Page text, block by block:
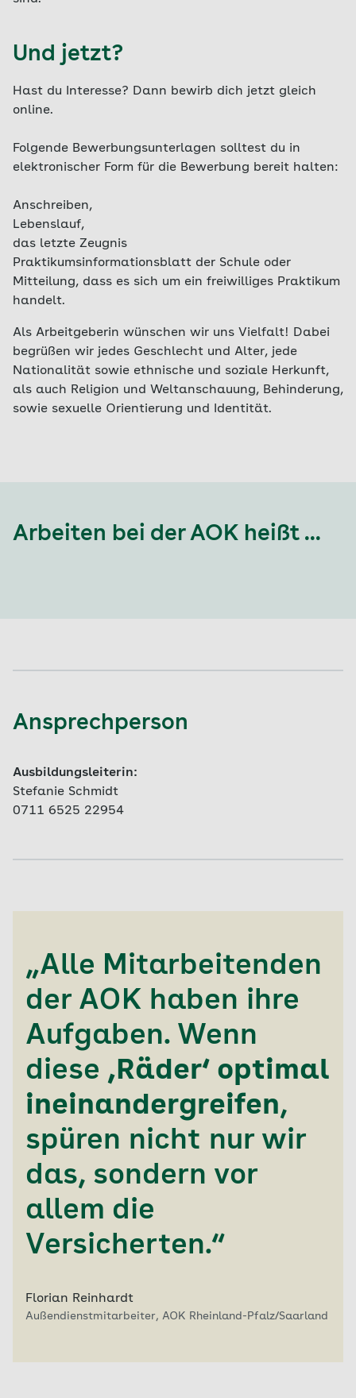
Und jetzt?
Hast du Interesse? Dann bewirb dich jetzt gleich
online.
Folgende Bewerbungsunterlagen solltest du in
elektronischer Form für die Bewerbung bereit halten:
Anschreiben,
Lebenslauf,
das letzte Zeugnis
Praktikumsinformationsblatt der Schule oder
Mitteilung, dass es sich um ein freiwilliges Praktikum
handelt.
Als Arbeitgeberin wünschen wir uns Vielfalt! Dabei
begrüßen wir jedes Geschlecht und Alter, jede
Nationalität sowie ethnische und soziale Herkunft,
als auch Religion und Weltanschauung, Behinderung,
sowie sexuelle Orientierung und Identität.
Arbeiten bei der AOK heißt ...
Ansprechperson
Ausbildungsleiterin:
Stefanie Schmidt
0711 6525 22954
„Alle Mitarbeitenden
der AOK haben ihre
Aufgaben. Wenn
diese ‚Räder‘ optimal
ineinandergreifen,
spüren nicht nur wir
das, sondern vor
allem die
Versicherten.“
Florian Reinhardt
Außendienstmitarbeiter, AOK Rheinland-Pfalz/Saarland